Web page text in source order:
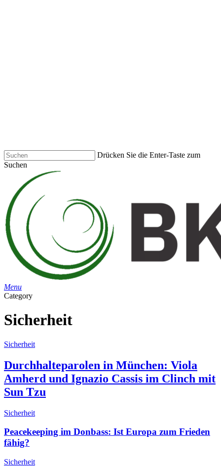
Drücken Sie die Enter-Taste zum
Suchen
Search
search
Menu
Category
Sicherheit
Sicherheit
Durchhalteparolen in München: Viola
Amherd und Ignazio Cassis im Clinch mit
Sun Tzu
Sicherheit
Peacekeeping im Donbass: Ist Europa zum Frieden
fähig?
Sicherheit